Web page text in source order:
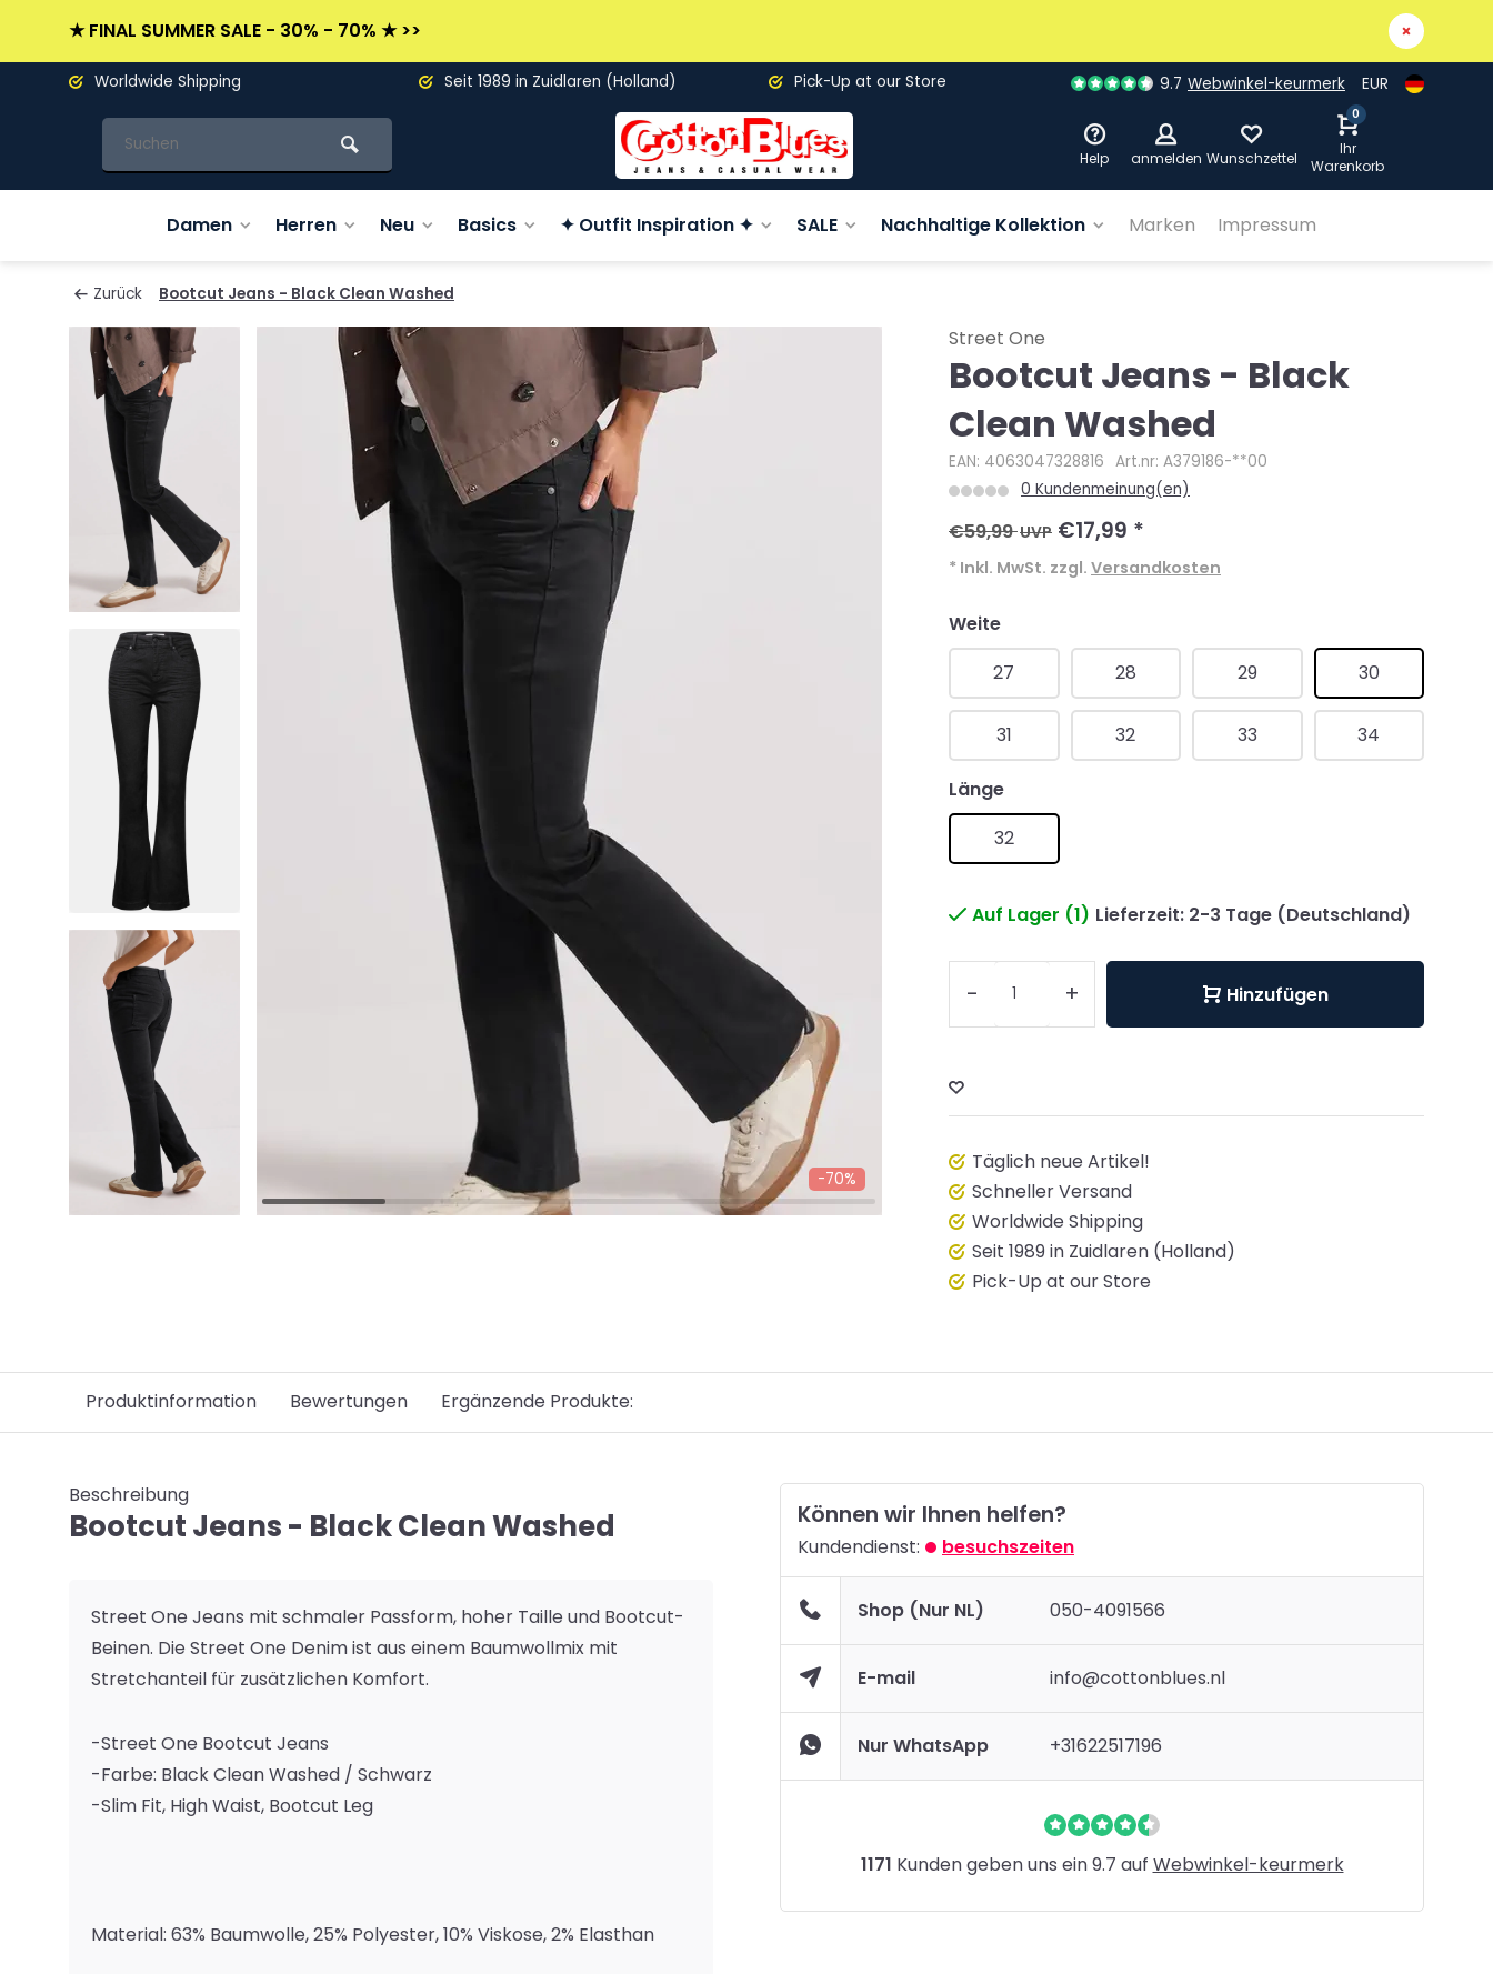
★ FINAL SUMMER SALE - 30% - 70% ★ >>
Worldwide Shipping Seit 1989 in Zuidlaren (Holland) Pick-Up at our Store 9.7 Webwinkel-keurmerk EUR
Help anmelden Wunschzettel
0
Ihr
Warenkorb
Damen Herren Neu Basics ✦ Outfit Inspiration ✦ SALE Nachhaltige Kollektion Marken Impressum
Zurück Bootcut Jeans - Black Clean Washed
-70%
Street One
Bootcut Jeans - Black
Clean Washed
EAN: 4063047328816 Art.nr: A379186-**00
0 Kundenmeinung(en)
€59,99UVP €17,99 *
* Inkl. MwSt. zzgl. Versandkosten
Weite
27
28 29 30
31 32 33 34
Länge
32
Auf Lager (1) Lieferzeit: 2-3 Tage (Deutschland)
- + Hinzufügen
Täglich neue Artikel!
Schneller Versand
Worldwide Shipping
Seit 1989 in Zuidlaren (Holland)
Pick-Up at our Store
Produktinformation Bewertungen Ergänzende Produkte:
Beschreibung
Bootcut Jeans - Black Clean Washed
Street One Jeans mit schmaler Passform, hoher Taille und Bootcut-
Beinen. Die Street One Denim ist aus einem Baumwollmix mit
Stretchanteil für zusätzlichen Komfort.
-Street One Bootcut Jeans
-Farbe: Black Clean Washed / Schwarz
-Slim Fit, High Waist, Bootcut Leg
Material: 63% Baumwolle, 25% Polyester, 10% Viskose, 2% Elasthan
Können wir Ihnen helfen?
Kundendienst: besuchszeiten
Shop (Nur NL) 050-4091566
E-mail info@cottonblues.nl
Nur WhatsApp +31622517196
1171 Kunden geben uns ein 9.7 auf Webwinkel-keurmerk